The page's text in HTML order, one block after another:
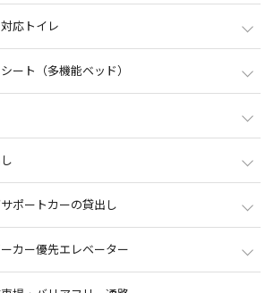
理、加工を承ります。
ビック・ママ
範囲を限らせていただきます。詳しくは免税カウンター
、本館6Fギフトサロンにて承ります。
ック手続き
免税手続き
（2026年3月から）
いただける、お買物積立のサービス。契約コースのお
）または半年（6回）積み立てると、積立金総額にボー
」としてチャージされます。
ちら
ン
ッフがリモートでご案内いたします。
14:00～17:00／水・祝日定休
ク
ック
外科
15:00～19:00／木定休
6F
トメイト対応、本館2F・6Fはユニバーサルシート（多
応トイレ
レ
ート（多機能ベッド）
多機能ベッド）
動にも邪魔にならず、スムーズなお着替えにご利用いた
置きたい時などにも便利にお使いいただけます。
ポートカーの貸出し
ョン（1F正面口のみ）
カー優先エレベーター